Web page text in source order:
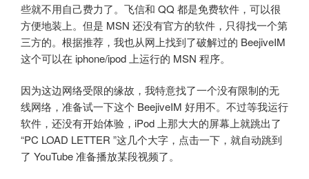
些就不用自己费力了。飞信和 QQ 都是免费软件，可以很
方便地装上。但是 MSN 还没有官方的软件，只得找一个第
三方的。根据推荐，我也从网上找到了破解过的 BeejiveIM
这个可以在 iphone/ipod 上运行的 MSN 程序。
因为这边网络受限的缘故，我特意找了一个没有限制的无
线网络，准备试一下这个 BeejiveIM 好用不。不过等我运行
软件，还没有开始体验，iPod 上那大大的屏幕上就跳出了
“PC LOAD LETTER ”这几个大字，点击一下，就自动跳到
了 YouTube 准备播放某段视频了。